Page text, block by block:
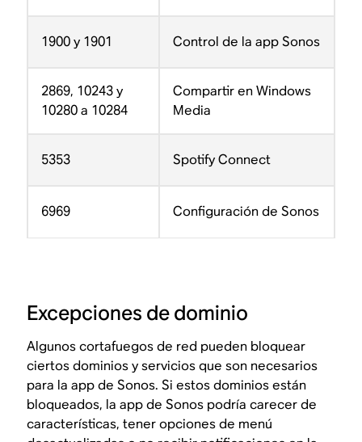
1900 y 1901 Control de la app Sonos
2869, 10243 y
10280 a 10284
Compartir en Windows
Media
5353 Spotify Connect
6969 Configuración de Sonos
Excepciones de dominio
Algunos cortafuegos de red pueden bloquear
ciertos dominios y servicios que son necesarios
para la app de Sonos. Si estos dominios están
bloqueados, la app de Sonos podría carecer de
características, tener opciones de menú